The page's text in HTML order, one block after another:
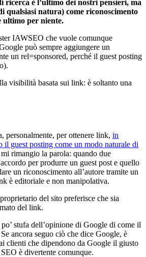
è l’ultimo dei nostri pensieri, ma
qualsiasi natura) come riconoscimento
ultimo per niente.
IAWSEO che vuole comunque
può sempre aggiungere un
un rel=sponsored, perché il guest posting
visibilità basata sui link: è soltanto una
personalmente, per ottenere link, in
il guest posting come un modo naturale di
rimangio la parola: quando due
per produrre un guest post e quello
un riconoscimento all’autore tramite un
è editoriale e non manipolativa.
del sito preferisce che sia
del link.
stufa dell’opinione di Google di come il
ancora seguo ciò che dice Google, è
clienti che dipendono da Google il giusto
è divertente comunque.